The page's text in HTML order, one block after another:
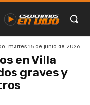
martes 16 de junio de 2026
en Villa
graves y